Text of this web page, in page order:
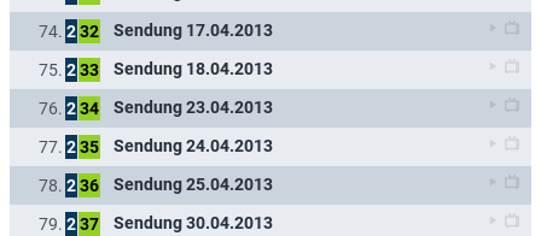
74. 232 Sendung 17.04.2013
75. 233 Sendung 18.04.2013
76. 234 Sendung 23.04.2013
77. 235 Sendung 24.04.2013
78. 236 Sendung 25.04.2013
79. 237 Sendung 30.04.2013